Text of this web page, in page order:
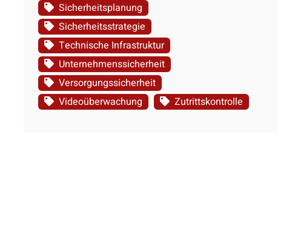
Sicherheitsplanung
Sicherheitsstrategie
Technische Infrastruktur
Unternehmenssicherheit
Versorgungssicherheit
Videoüberwachung
Zutrittskontrolle